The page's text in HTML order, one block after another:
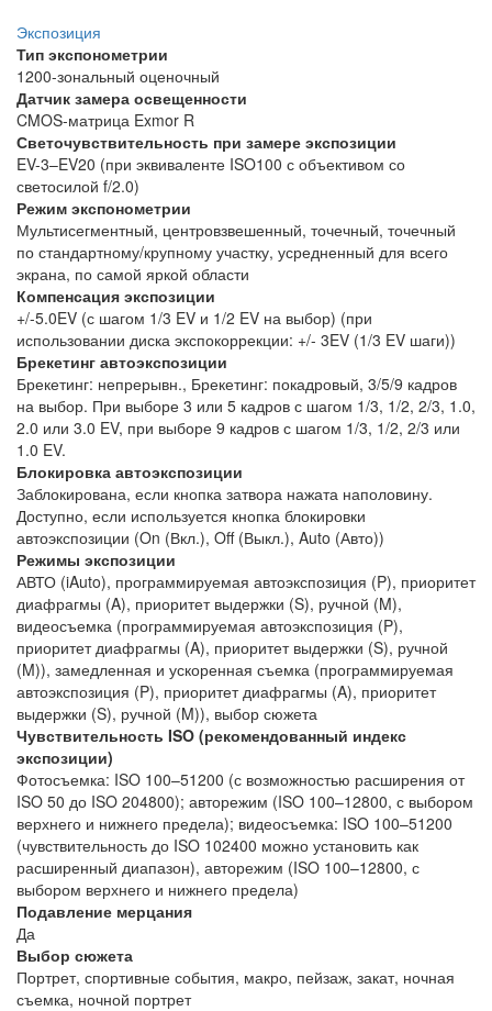
Экспозиция
Тип экспонометрии
1200-зональный оценочный
Датчик замера освещенности
CMOS-матрица Exmor R
Светочувствительность при замере экспозиции
EV-3–EV20 (при эквиваленте ISO100 с объективом со
светосилой f/2.0)
Режим экспонометрии
Мультисегментный, центровзвешенный, точечный, точечный
по стандартному/крупному участку, усредненный для всего
экрана, по самой яркой области
Компенсация экспозиции
+/-5.0EV (с шагом 1/3 EV и 1/2 EV на выбор) (при
использовании диска экспокоррекции: +/- 3EV (1/3 EV шаги))
Брекетинг автоэкспозиции
Брекетинг: непрерывн., Брекетинг: покадровый, 3/5/9 кадров
на выбор. При выборе 3 или 5 кадров с шагом 1/3, 1/2, 2/3, 1.0,
2.0 или 3.0 EV, при выборе 9 кадров с шагом 1/3, 1/2, 2/3 или
1.0 EV.
Блокировка автоэкспозиции
Заблокирована, если кнопка затвора нажата наполовину.
Доступно, если используется кнопка блокировки
автоэкспозиции (On (Вкл.), Off (Выкл.), Auto (Авто))
Режимы экспозиции
АВТО (iAuto), программируемая автоэкспозиция (P), приоритет
диафрагмы (A), приоритет выдержки (S), ручной (M),
видеосъемка (программируемая автоэкспозиция (P),
приоритет диафрагмы (A), приоритет выдержки (S), ручной
(M)), замедленная и ускоренная съемка (программируемая
автоэкспозиция (P), приоритет диафрагмы (A), приоритет
выдержки (S), ручной (M)), выбор сюжета
Чувствительность ISO (рекомендованный индекс
экспозиции)
Фотосъемка: ISO 100–51200 (с возможностью расширения от
ISO 50 до ISO 204800); авторежим (ISO 100–12800, с выбором
верхнего и нижнего предела); видеосъемка: ISO 100–51200
(чувствительность до ISO 102400 можно установить как
расширенный диапазон), авторежим (ISO 100–12800, с
выбором верхнего и нижнего предела)
Подавление мерцания
Да
Выбор сюжета
Портрет, спортивные события, макро, пейзаж, закат, ночная
съемка, ночной портрет